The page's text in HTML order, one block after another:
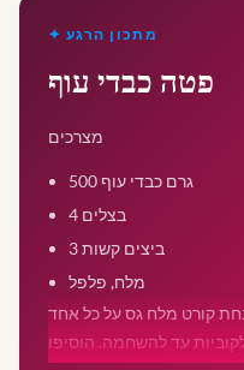
✦ מתכון הרגע
פטה כבדי עוף
מצרכים
500 גרם כבדי עוף
4 בצלים
3 ביצים קשות
מלח, פלפל
קורט מלח גס על כל אחד
עד להשחמה. הוסיפו